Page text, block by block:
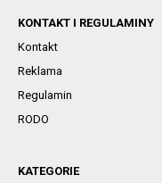
KONTAKT I REGULAMINY
Kontakt
Reklama
Regulamin
RODO
KATEGORIE